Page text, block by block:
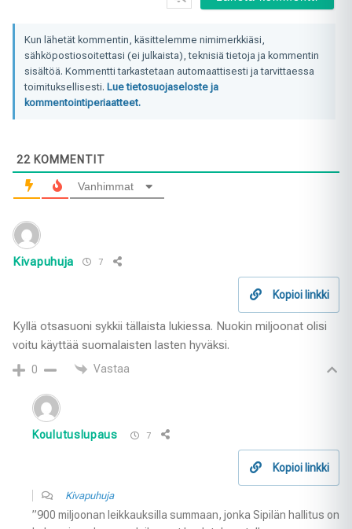
Kun lähetät kommentin, käsittelemme nimimerkkiäsi,
sähköpostiosoitettasi (ei julkaista), teknisiä tietoja ja kommentin
sisältöä. Kommentti tarkastetaan automaattisesti ja tarvittaessa
toimituksellisesti. Lue tietosuojaseloste ja
kommentointiperiaatteet.
22 KOMMENTIT
Vanhimmat
Kivapuhuja 7
Kopioi linkki
Kyllä otsasuoni sykkii tällaista lukiessa. Nuokin miljoonat olisi
voitu käyttää suomalaisten lasten hyväksi.
0 Vastaa
Koulutuslupaus 7
Kopioi linkki
Kivapuhuja
”900 miljoonan leikkauksilla summaan, jonka Sipilän hallitus on